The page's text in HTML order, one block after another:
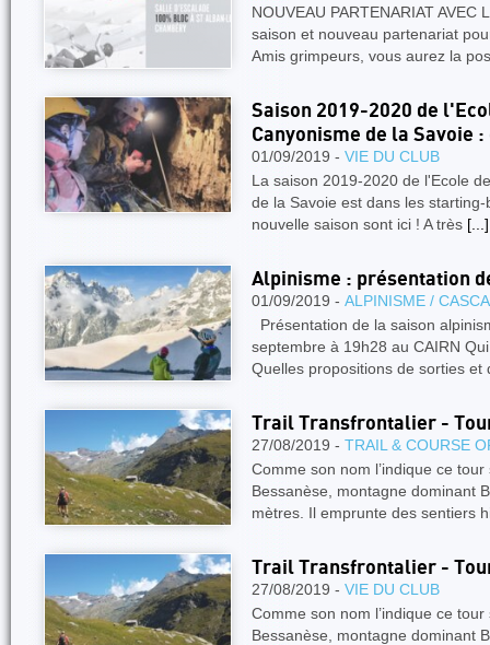
NOUVEAU PARTENARIAT AVEC
saison et nouveau partenariat
Amis grimpeurs, vous aurez la
Saison 2019-2020 de
Canyonisme de la Savoie
01/09/2019 - VIE DU CLUB
La saison 2019-2020 de l'Ecole
de la Savoie est dans les
nouvelle saison sont ici ! A très [...]
Alpinisme : présentation
01/09/2019 - ALPINISME /
Présentation de la saison
septembre à 19h28 au CAIRN
Quelles propositions de sorties
Trail Transfrontalier -
27/08/2019 - TRAIL & COURSE
Comme son nom l’indique ce
Bessanèse, montagne dominant
mètres. Il emprunte des sentiers
Trail Transfrontalier -
27/08/2019 - VIE DU CLUB
Comme son nom l’indique ce
Bessanèse, montagne dominant